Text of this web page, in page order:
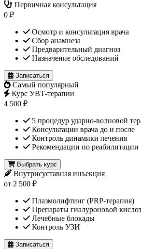
Первичная консультация
0 ₽
Осмотр и консультация врача
Сбор анамнеза
Предварительный диагноз
Назначение обследований
Записаться
Самый популярный
Курс УВТ-терапии
4 500 ₽
5 процедур ударно-волновой
Консультации врача до и после
Контроль динамики лечения
Рекомендации по реабилитации
Выбрать курс
Внутрисуставная инъекция
от 2 500 ₽
Плазмолифтинг (PRP-терапия)
Препараты гиалуроновой
Лечебные блокады
Контроль УЗИ
Записаться